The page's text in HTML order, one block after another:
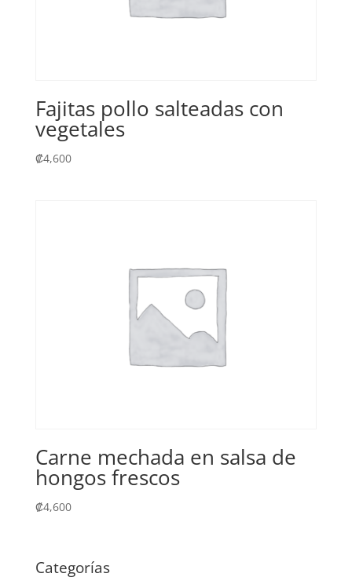
Fajitas pollo salteadas con
vegetales
₡4,600
Carne mechada en salsa de
hongos frescos
₡4,600
Categorías